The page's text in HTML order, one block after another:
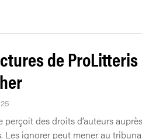
de ProLitteris
perçoit des droits d’auteurs auprès
Les ignorer peut mener au